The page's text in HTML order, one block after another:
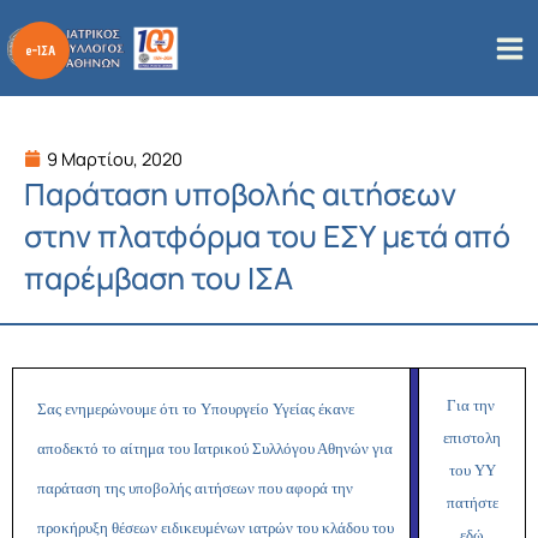
στο
περιεχόμενο
9 Μαρτίου, 2020
Παράταση υποβολής αιτήσεων
στην πλατφόρμα του ΕΣΥ μετά από
παρέμβαση του ΙΣΑ
Σας ενημερώνουμε ότι το Υπουργείο Υγείας έκανε
αποδεκτό το αίτημα του Ιατρικού Συλλόγου Αθηνών για
παράταση της υποβολής αιτήσεων που αφορά την
προκήρυξη θέσεων ειδικευμένων ιατρών του κλάδου του
Για την
επιστολη
του ΥΥ
πατήστε